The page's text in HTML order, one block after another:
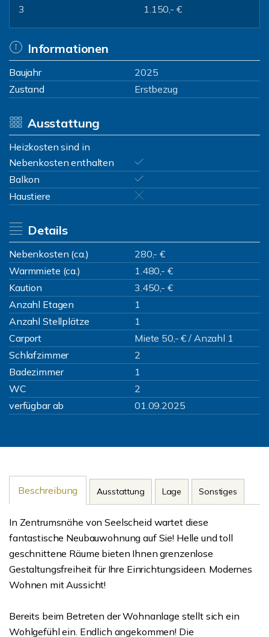
3
1.150,- €
Informationen
Baujahr
2025
Zustand
Erstbezug
Ausstattung
Heizkosten sind in
Nebenkosten enthalten
Balkon
Haustiere
Details
Nebenkosten (ca.)
280,- €
Warmmiete (ca.)
1.480,- €
Kaution
3.450,- €
Anzahl Etagen
1
Anzahl Stellplätze
1
Carport
Miete 50,- € / Anzahl 1
Schlafzimmer
2
Badezimmer
1
WC
2
verfügbar ab
01.09.2025
Beschreibung Ausstattung Lage Sonstiges
In Zentrumsnähe von Seelscheid wartet diese
fantastische Neubauwohnung auf Sie! Helle und toll
geschnittene Räume bieten Ihnen grenzenlose
Gestaltungsfreiheit für Ihre Einrichtungsideen. Modernes
Wohnen mit Aussicht!
Bereits beim Betreten der Wohnanlage stellt sich ein
Wohlgefühl ein. Endlich angekommen! Die